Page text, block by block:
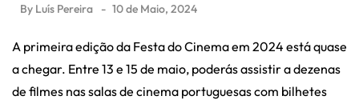
By Luís Pereira 10 de Maio, 2024
A primeira edição da Festa do Cinema em 2024 está quase
a chegar. Entre 13 e 15 de maio, poderás assistir a dezenas
de filmes nas salas de cinema portuguesas com bilhetes